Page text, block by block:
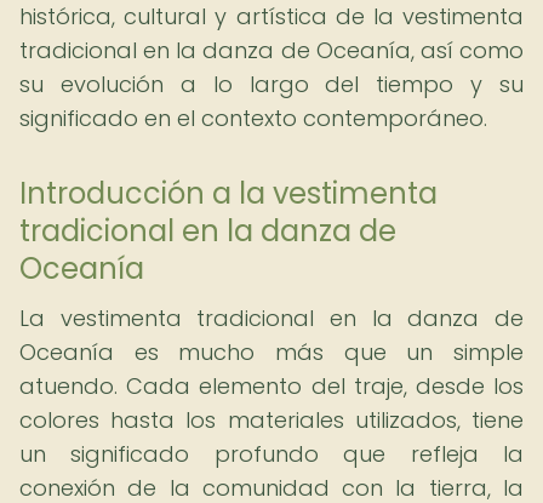
histórica, cultural y artística de la vestimenta
tradicional en la danza de Oceanía, así como
su evolución a lo largo del tiempo y su
significado en el contexto contemporáneo.
Introducción a la vestimenta
tradicional en la danza de
Oceanía
La vestimenta tradicional en la danza de
Oceanía es mucho más que un simple
atuendo. Cada elemento del traje, desde los
colores hasta los materiales utilizados, tiene
un significado profundo que refleja la
conexión de la comunidad con la tierra, la